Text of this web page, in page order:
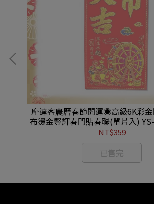
摩達客農曆春節開運◉高級6K彩
布燙金豎輝春門貼春聯(單片入)
NT$359
已售完